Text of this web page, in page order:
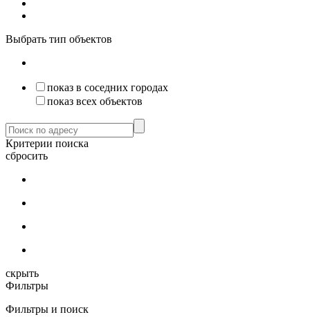
Выбрать тип объектов
показ в соседних городах
показ всех объектов
Критерии поиска
сбросить
скрыть
Фильтры
Фильтры и поиск